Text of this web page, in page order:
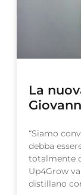
La
“Siamo
debba
totalmente
Up4Grow
distillano